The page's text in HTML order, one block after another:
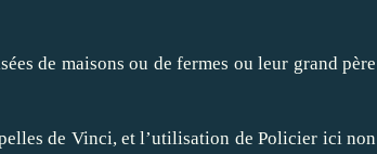
de maisons ou de fermes ou leur grand père
de Vinci, et l’utilisation de Policier ici non